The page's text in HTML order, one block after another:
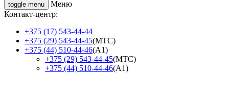
toggle menu
Меню
Контакт-центр:
+375 (17) 543-44-44
+375 (29) 543-44-45(МТС)
+375 (44) 510-44-46(А1)
+375 (29) 543-44-45(МТС)
+375 (44) 510-44-46(А1)